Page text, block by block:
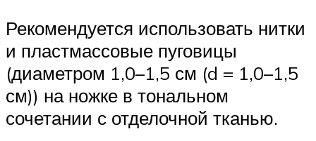
Рекомендуется использовать нитки
и пластмассовые пуговицы
(диаметром 1,0–1,5 см (d = 1,0–1,5
см)) на ножке в тональном
сочетании с отделочной тканью.